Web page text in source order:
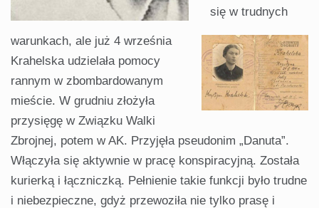
się w trudnych
warunkach, ale już 4 września
Krahelska udzielała pomocy
rannym w zbombardowanym
mieście. W grudniu złożyła
przysięgę w Związku Walki
Zbrojnej, potem w AK. Przyjęła pseudonim „Danuta”.
Włączyła się aktywnie w pracę konspiracyjną. Została
kurierką i łączniczką. Pełnienie takie funkcji było trudne
i niebezpieczne, gdyż przewoziła nie tylko prasę i